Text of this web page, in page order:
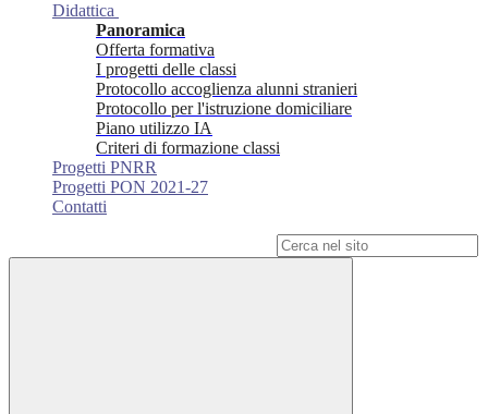
Didattica
Panoramica
Offerta formativa
I progetti delle classi
Protocollo accoglienza alunni stranieri
Protocollo per l'istruzione domiciliare
Piano utilizzo IA
Criteri di formazione classi
Progetti PNRR
Progetti PON 2021-27
Contatti